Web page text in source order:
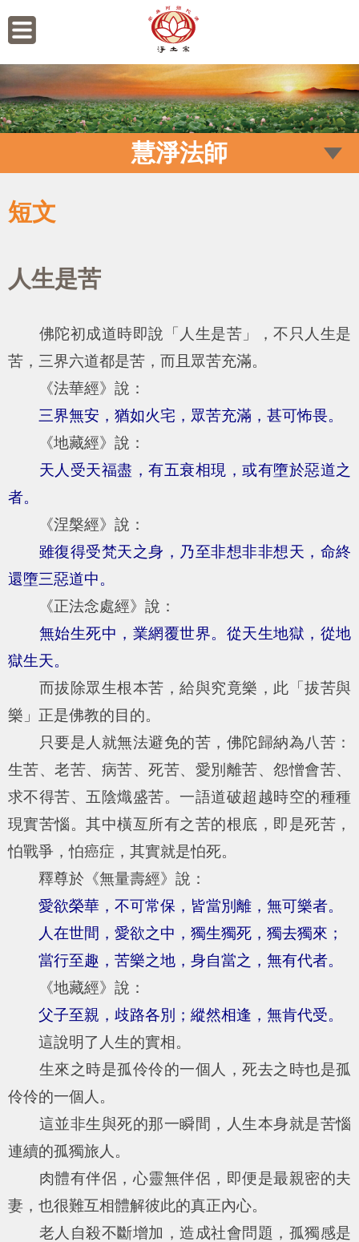
慧淨法師
短文
人生是苦
佛陀初成道時即說「人生是苦」，不只人生是
苦，三界六道都是苦，而且眾苦充滿。
《法華經》說：
三界無安，猶如火宅，眾苦充滿，甚可怖畏。
《地藏經》說：
天人受天福盡，有五衰相現，或有墮於惡道之
者。
《涅槃經》說：
雖復得受梵天之身，乃至非想非非想天，命終
還墮三惡道中。
《正法念處經》說：
無始生死中，業網覆世界。從天生地獄，從地
獄生天。
而拔除眾生根本苦，給與究竟樂，此「拔苦與
樂」正是佛教的目的。
只要是人就無法避免的苦，佛陀歸納為八苦：
生苦、老苦、病苦、死苦、愛別離苦、怨憎會苦、
求不得苦、五陰熾盛苦。一語道破超越時空的種種
現實苦惱。其中橫亙所有之苦的根底，即是死苦，
怕戰爭，怕癌症，其實就是怕死。
釋尊於《無量壽經》說：
愛欲榮華，不可常保，皆當別離，無可樂者。
人在世間，愛欲之中，獨生獨死，獨去獨來；
當行至趣，苦樂之地，身自當之，無有代者。
《地藏經》說：
父子至親，歧路各別；縱然相逢，無肯代受。
這說明了人生的實相。
生來之時是孤伶伶的一個人，死去之時也是孤
伶伶的一個人。
這並非生與死的那一瞬間，人生本身就是苦惱
連續的孤獨旅人。
肉體有伴侶，心靈無伴侶，即便是最親密的夫
妻，也很難互相體解彼此的真正內心。
老人自殺不斷增加，造成社會問題，孤獨感是